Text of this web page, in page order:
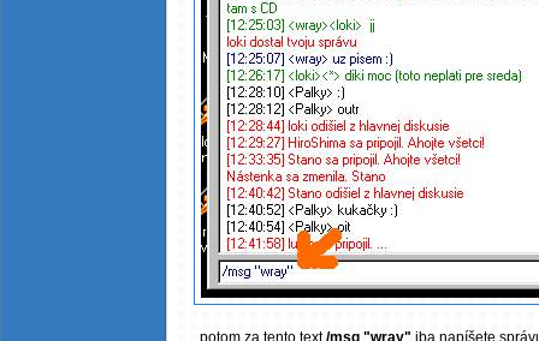
potom za tento text/msg "wray" iba napíšete